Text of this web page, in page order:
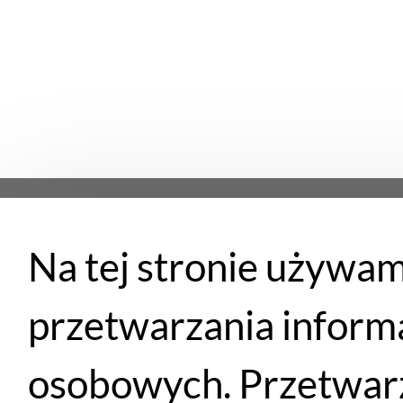
Płatności
eRaty
Płatność przy
odbiorze
Na tej stronie
przetwarzania
osobowych.